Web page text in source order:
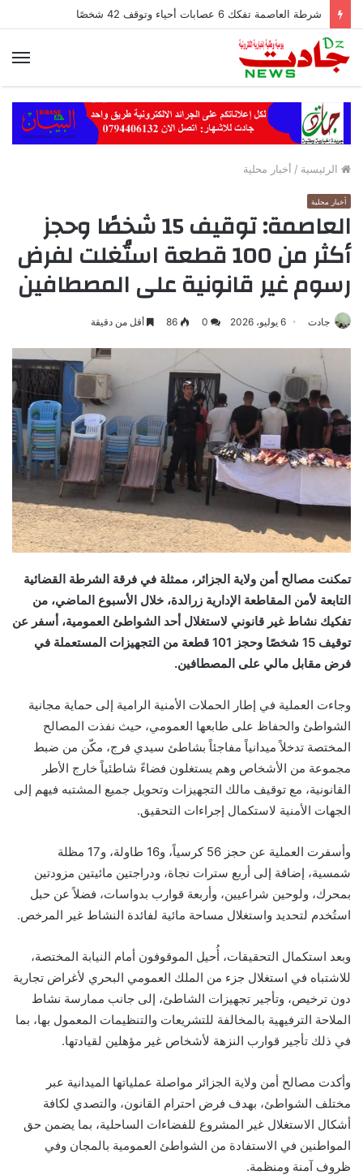
شرطة العاصمة تفكك 6 عصابات أحياء وتوقف 42 شخصًا
الرئيسية / أخبار محلية
أخبار محلية
العاصمة: توقيف 15 شخصًا وحجز
أكثر من 100 قطعة استُغلت لفرض
رسوم غير قانونية على المصطافين
جادت 6 يوليو، 2026 0
86 أقل من دقيقة
تمكنت مصالح أمن ولاية الجزائر، ممثلة في فرقة الشرطة القضائية
التابعة لأمن المقاطعة الإدارية زرالدة، خلال الأسبوع الماضي، من
تفكيك نشاط غير قانوني لاستغلال أحد الشواطئ العمومية، أسفر عن
توقيف 15 شخصًا وحجز 101 قطعة من التجهيزات المستعملة في
فرض مقابل مالي على المصطافين.
وجاءت العملية في إطار الحملات الأمنية الرامية إلى حماية مجانية
الشواطئ والحفاظ على طابعها العمومي، حيث نفذت المصالح
المختصة تدخلاً ميدانياً مفاجئاً بشاطئ سيدي فرج، مكّن من ضبط
مجموعة من الأشخاص وهم يستغلون فضاءً شاطئياً خارج الأطر
القانونية، مع توقيف مالك التجهيزات وتحويل جميع المشتبه فيهم إلى
الجهات الأمنية لاستكمال إجراءات التحقيق.
وأسفرت العملية عن حجز 56 كرسياً، و16 طاولة، و17 مظلة
شمسية، إضافة إلى أربع سترات نجاة، ودراجتين مائيتين مزودتين
بمحرك، ولوحين شراعيين، وأربعة قوارب بدواسات، فضلاً عن حبل
استُخدم لتحديد واستغلال مساحة مائية لفائدة النشاط غير المرخص.
وبعد استكمال التحقيقات، أُحيل الموقوفون أمام النيابة المختصة،
للاشتباه في استغلال جزء من الملك العمومي البحري لأغراض تجارية
دون ترخيص، وتأجير تجهيزات الشاطئ، إلى جانب ممارسة نشاط
الملاحة الترفيهية بالمخالفة للتشريعات والتنظيمات المعمول بها، بما
في ذلك تأجير قوارب النزهة لأشخاص غير مؤهلين لقيادتها.
وأكدت مصالح أمن ولاية الجزائر مواصلة عملياتها الميدانية عبر
مختلف الشواطئ، بهدف فرض احترام القانون، والتصدي لكافة
أشكال الاستغلال غير المشروع للفضاءات الساحلية، بما يضمن حق
المواطنين في الاستفادة من الشواطئ العمومية بالمجان وفي
ظروف آمنة ومنظمة.